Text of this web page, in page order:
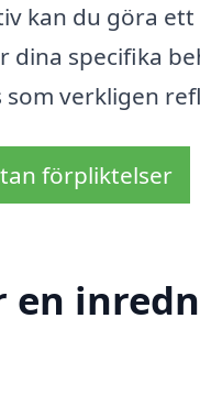
kan du göra
specifika
som verkligen
förpliktelser
en